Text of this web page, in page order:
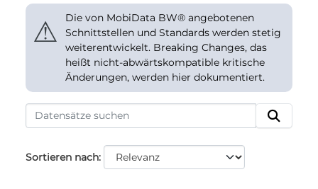
⚠
Die von MobiData BW® angebotenen
Schnittstellen und Standards werden stetig
weiterentwickelt. Breaking Changes, das
heißt nicht-abwärtskompatible kritische
Änderungen, werden hier dokumentiert.
Sortieren nach